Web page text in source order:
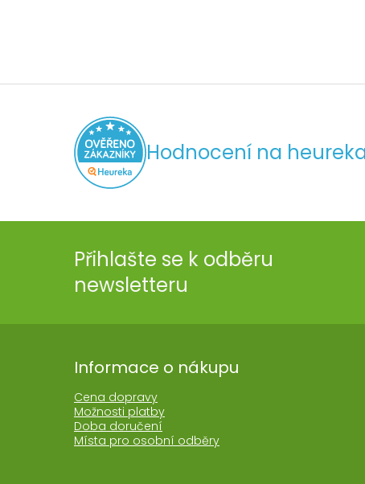
Hodnocení na
Přihlašte se k odběru
newsletteru
Informace o nákupu
Cena dopravy
Možnosti platby
Doba doručení
Místa pro osobní odběry